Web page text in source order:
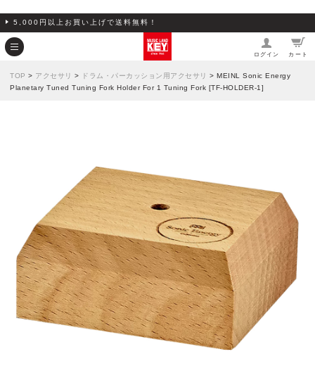
5,000円以上お買い上げで送料無料！
ログイン カート
TOP > アクセサリ > ドラム・パーカッション用アクセサリ > MEINL Sonic Energy
Planetary Tuned Tuning Fork Holder For 1 Tuning Fork [TF-HOLDER-1]